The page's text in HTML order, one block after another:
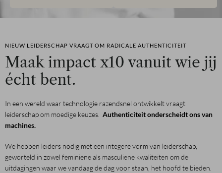
NIEUW LEIDERSCHAP VRAAGT OM RADICALE AUTHENTICITEIT
Maak impact x10 vanuit wie jij
écht bent.
In een wereld waar technologie razendsnel ontwikkelt vraagt
leiderschap om moedige keuzes. Authenticiteit onderscheidt ons van
machines.
We hebben leiders nodig met een integere vorm van leiderschap,
geworteld in zowel feminiene als masculiene kwaliteiten om de
uitdagingen waar we vandaag de dag voor staan, het hoofd te bieden.